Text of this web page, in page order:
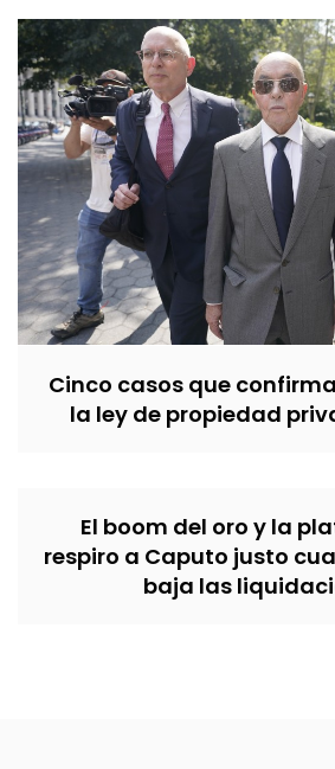
Cinco casos que
la ley de propiedad
El boom del oro y la
respiro a Caputo justo
baja las